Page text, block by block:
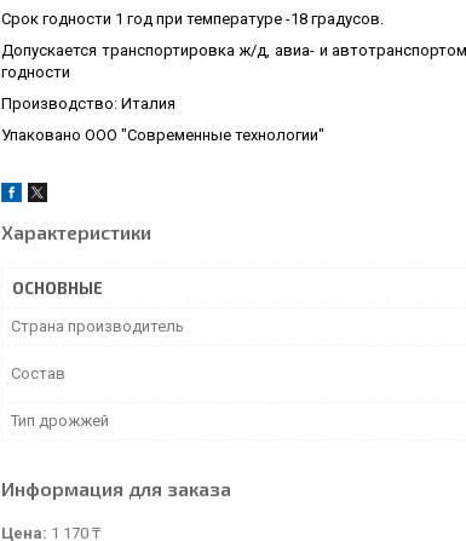
Срок годности 1 год при температуре -18 градусов.
Допускается транспортировка ж/д, авиа- и
годности
Производство: Италия
Упаковано ООО "Современные технологии"
Характеристики
ОСНОВНЫЕ
Страна производитель
Состав
Тип дрожжей
Информация для заказа
Цена: 1 170 ₸